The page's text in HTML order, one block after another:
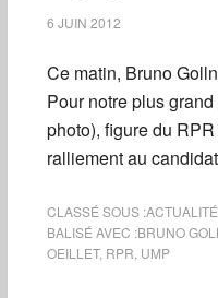
6 JUIN 2012
Ce matin, Bruno
Pour notre plus
photo), figure du
ralliement au
CLASSÉ SOUS :
BALISÉ AVEC :BRUNO
OEILLET, RPR UMP